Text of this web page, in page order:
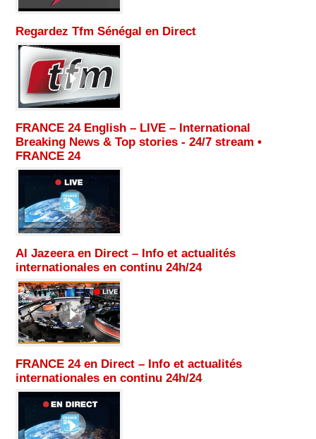
Regardez Tfm Sénégal en Direct
FRANCE 24 English – LIVE – International
Breaking News & Top stories - 24/7 stream •
FRANCE 24
Al Jazeera en Direct – Info et actualités
internationales en continu 24h/24
FRANCE 24 en Direct – Info et actualités
internationales en continu 24h/24